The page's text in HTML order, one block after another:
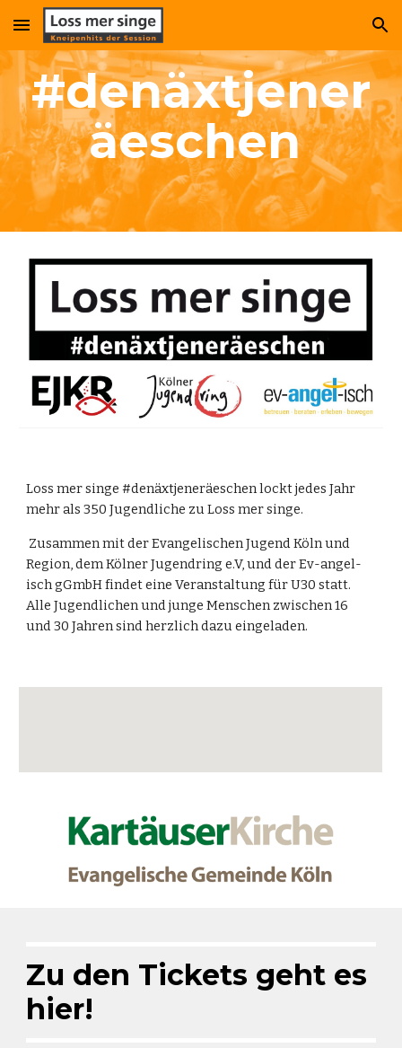
Skip to main content Skip to navigation
#denäxtjener
äeschen
Loss mer singe #denäxtjeneräeschen lockt jedes Jahr
mehr als 350 Jugendliche zu Loss mer singe.
Zusammen mit der Evangelischen Jugend Köln und
Region, dem Kölner Jugendring e.V, und der Ev-angel-
isch gGmbH findet eine Veranstaltung für U30 statt.
Alle Jugendlichen und junge Menschen zwischen 16
und 30 Jahren sind herzlich dazu eingeladen.
Zu den Tickets geht es
hier!